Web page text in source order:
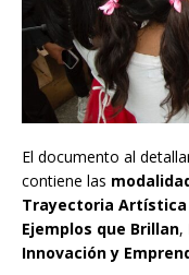
El documento al
contiene las
Trayectoria Artística
Ejemplos que Brillan,
Innovación y